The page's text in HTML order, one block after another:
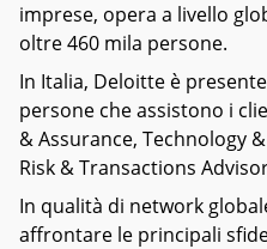
imprese, opera a livello
oltre 460 mila persone.
In Italia, Deloitte è
persone che assistono i
& Assurance, Technology
Risk & Transactions
In qualità di network
affrontare le principali